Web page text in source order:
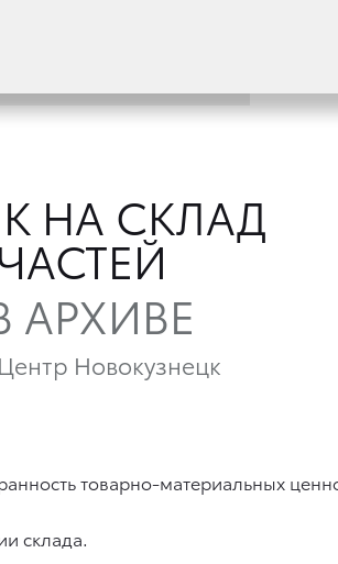
НА СКЛАД
АРХИВЕ
Новокузнецк
товарно-материальных
склада.